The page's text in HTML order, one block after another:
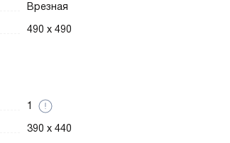
Врезная
490 х 490
1
390 х 440